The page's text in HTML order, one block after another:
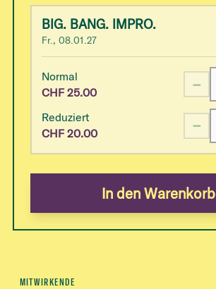
BIG. BANG. IMPRO.
Fr., 08.01.27
Normal
CHF25.00 −
Reduziert
CHF20.00 −
In den Warenkorb
MITWIRKENDE